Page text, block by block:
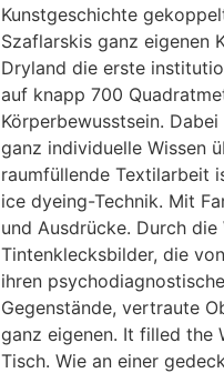
Kunstgeschichte
Szaflarskis ganz eigenen
Dryland die erste
auf knapp 700
Körperbewusstsein.
ganz individuelle Wissen
raumfüllende Textilarbeit
ice dyeing-Technik. Mit
und Ausdrücke. Durch
Tintenklecksbilder, die
ihren
Gegenstände, vertraute
ganz eigenen. It filled the
Tisch. Wie an einer